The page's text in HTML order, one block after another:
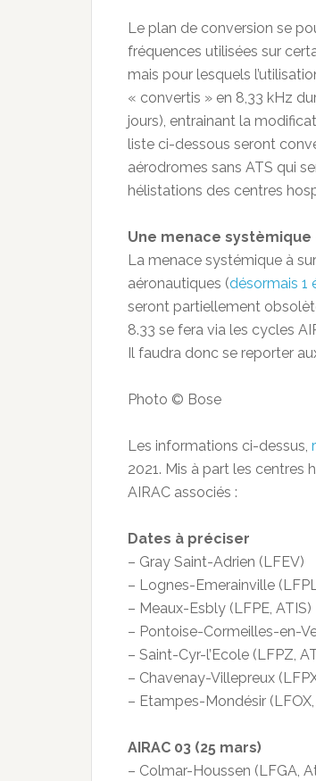
Le plan de conversion se
fréquences utilisées sur
mais pour lesquels
« convertis » en 8,33 kHz
jours), entrainant la
liste ci-dessous seront
aérodromes sans ATS qui
hélistations des centres
Une menace systèmique
La menace systémique à
aéronautiques (désormais 1
seront partiellement
8.33 se fera via les cycles
Il faudra donc se reporter
Photo © Bose
Les informations ci-dessus,
2021. Mis à part les centres
AIRAC associés :
Dates à préciser
– Gray Saint-Adrien (LFEV)
– Lognes-Emerainville
– Meaux-Esbly (LFPE, ATIS)
– Pontoise-Cormeilles-en-
– Saint-Cyr-l’Ecole (LFPZ,
– Chavenay-Villepreux
– Etampes-Mondésir
AIRAC 03 (25 mars)
– Colmar-Houssen (LFGA,